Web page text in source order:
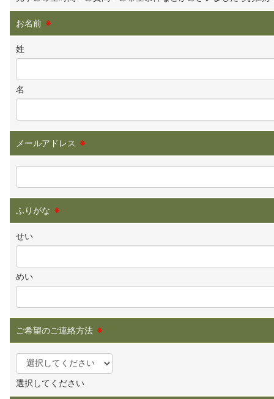
お名前 ※
姓
名
メールアドレス ※
ふりがな ※
せい
めい
ご希望のご連絡方法 ※
選択してください